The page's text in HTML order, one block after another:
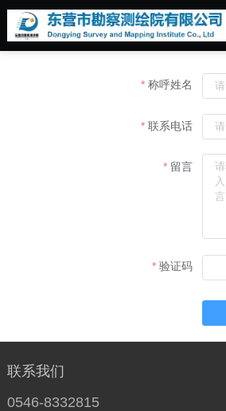
称呼姓名
联系电话
留言
验证码
联系我们
0546-8332815